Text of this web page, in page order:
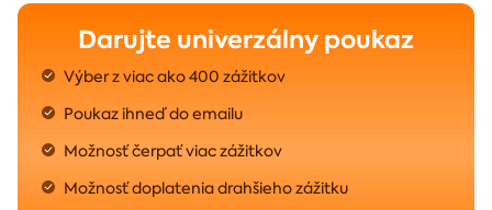
Darujte univerzálny poukaz
Výber z viac ako 400 zážitkov
Poukaz ihneď do emailu
Možnosť čerpať viac zážitkov
Možnosť doplatenia drahšieho zážitku